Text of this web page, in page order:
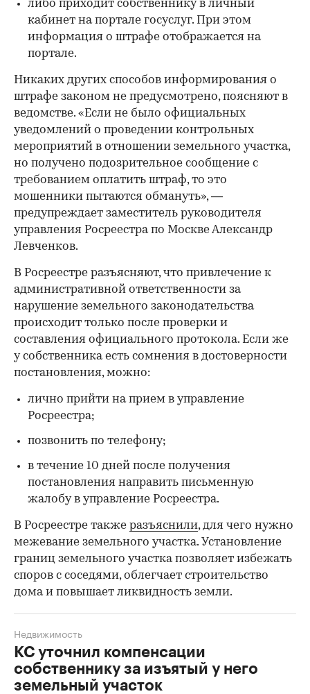
либо приходит собственнику в личный
кабинет на портале госуслуг. При этом
информация о штрафе отображается на
портале.
Никаких других способов информирования о
штрафе законом не предусмотрено, поясняют в
ведомстве. «Если не было официальных
уведомлений о проведении контрольных
мероприятий в отношении земельного участка,
но получено подозрительное сообщение с
требованием оплатить штраф, то это
мошенники пытаются обмануть», —
предупреждает заместитель руководителя
управления Росреестра по Москве Александр
Левченков.
В Росреестре разъясняют, что привлечение к
административной ответственности за
нарушение земельного законодательства
происходит только после проверки и
составления официального протокола. Если же
у собственника есть сомнения в достоверности
постановления, можно:
лично прийти на прием в управление
Росреестра;
позвонить по телефону;
в течение 10 дней после получения
постановления направить письменную
жалобу в управление Росреестра.
В Росреестре также разъяснили, для чего нужно
межевание земельного участка. Установление
границ земельного участка позволяет избежать
споров с соседями, облегчает строительство
дома и повышает ликвидность земли.
КС уточнил компенсации
собственнику за изъятый у него
земельный участок
Недвижимость